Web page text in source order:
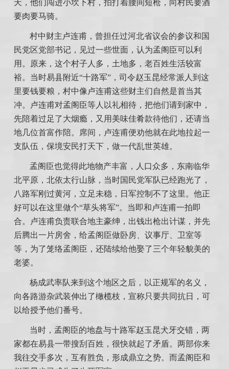
天，他们闯进小坎下村，拍打着腰间短枪，向村民要酒
要肉要马骑。
村中财主卢连甫，曾担任过河北省议会的参议和国
民党区党部书记，见过一些世面，认为孟阁臣可以利
用。原来，这个村子人多，土地多，老百姓生活较富
裕。当时易县附近“十路军”，司令赵玉昆经常派人到这
里要钱要粮，村中像卢连甫这些财主们自然是首当其
冲。卢连甫对孟阁臣等人以礼相待，把他们请到家中，
先陪着过足了大烟瘾，又用美味佳肴款待他们，还请当
地几位首富作陪。席间，卢连甫便劝他就在此地拉起一
支队伍，保境安民打天下，做一代乱世英雄。
孟阁臣也觉得此地物产丰富，人口众多，东南临华
北平原，北依太行山脉，当时国民党军队已经跑光了，
八路军刚过黄河，立足未稳，日军控制不了这里。他正
好可以在这里做个“草头将军”。当即和卢连甫一拍即
合。卢连甫负责联合地主豪绅，出钱出枪出计谋，并先
后腾出一片房舍，给孟阁臣做卧房、议事厅、卫室等
等，为了笼络孟阁臣，还陆续给他娶了三个年轻貌美的
老婆。
杨成武率队来到这个地区之后，以正规军的名义，
向各路游杂武装伸出了橄榄枝，宣称只要共同抗日，可
以给授予他们番号。
当时，孟阁臣的地盘与十路军赵玉昆犬牙交错，两
家都在易县一带搜刮百姓，很快就起了矛盾。两部你来
我往交手多次，互有胜负，形成鼎立之势。而孟阁臣和